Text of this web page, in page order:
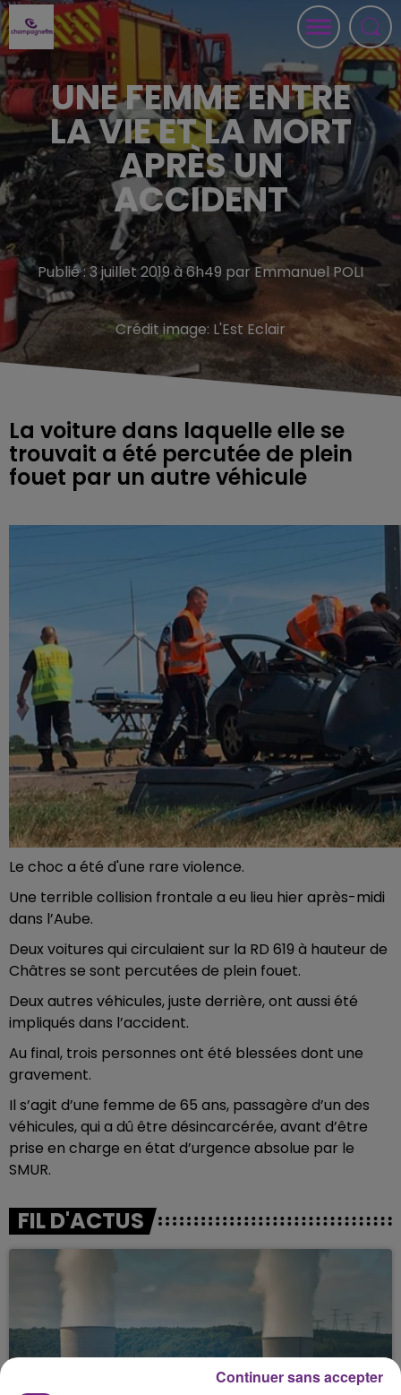
UNE FEMME ENTRE
LA VIE ET LA MORT
APRÈS UN
ACCIDENT
Publié : 3 juillet 2019 à 6h49 par Emmanuel POLI
Crédit image: L'Est Eclair
La voiture dans laquelle elle se
trouvait a été percutée de plein
fouet par un autre véhicule
Le choc a été d'une rare violence.
Une terrible collision frontale a eu lieu hier après-midi
dans l’Aube.
Deux voitures qui circulaient sur la RD 619 à hauteur de
Châtres se sont percutées de plein fouet.
Deux autres véhicules, juste derrière, ont aussi été
impliqués dans l’accident.
Au final, trois personnes ont été blessées dont une
gravement.
Il s’agit d’une femme de 65 ans, passagère d’un des
véhicules, qui a dû être désincarcérée, avant d’être
prise en charge en état d’urgence absolue par le
SMUR.
FIL D'ACTUS
Continuer sans accepter